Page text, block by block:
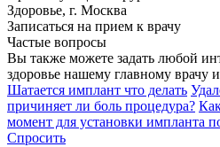
Здоровье, г. Москва
Записаться на прием к врачу
Частые вопросы
Вы также можете задать любой
здоровье нашему главному врачу
Шатается имплант что делать
причиняет ли боль процедура?
момент для установки импланта
Спросить